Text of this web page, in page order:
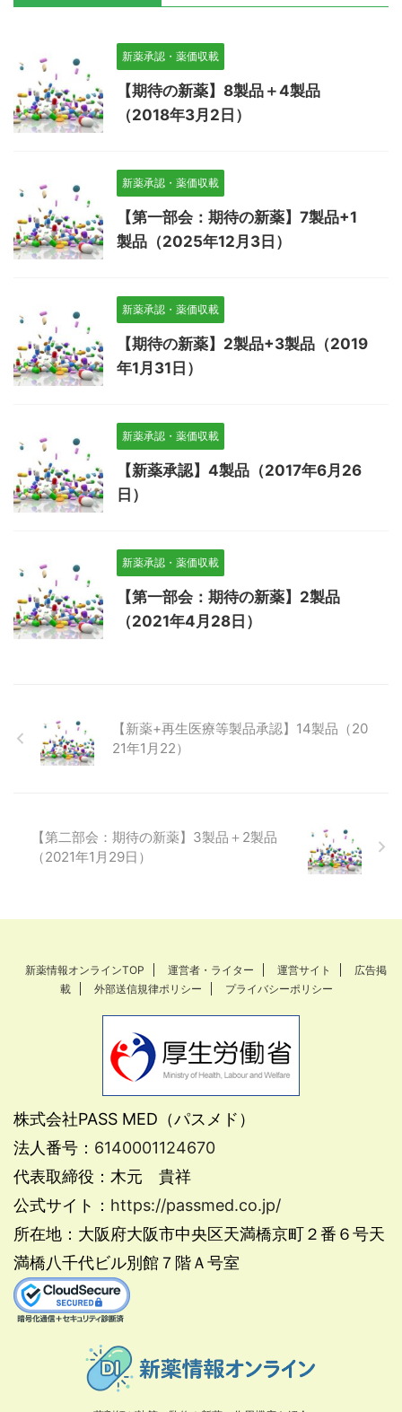
新薬承認・薬価収載
【期待の新薬】8製品＋4製品
（2018年3月2日）
新薬承認・薬価収載
【第一部会：期待の新薬】7製品+1
製品（2025年12月3日）
新薬承認・薬価収載
【期待の新薬】2製品+3製品（2019
年1月31日）
新薬承認・薬価収載
【新薬承認】4製品（2017年6月26
日）
新薬承認・薬価収載
【第一部会：期待の新薬】2製品
（2021年4月28日）
【新薬+再生医療等製品承認】14製品（20
21年1月22）
【第二部会：期待の新薬】3製品＋2製品
（2021年1月29日）
新薬情報オンラインTOP 運営者・ライター 運営サイト
広告掲
載
外部送信規律ポリシー プライバシーポリシー
株式会社PASS MED（パスメド）
法人番号： 6140001124670
代表取締役：木元 貴祥
公式サイト： https://passmed.co.jp/
所在地：大阪府大阪市中央区天満橋京町２番６号天
満橋八千代ビル別館７階Ａ号室